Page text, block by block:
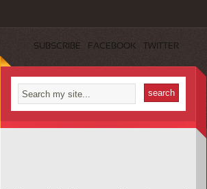
SUBSCRIBE FACEBOOK TWITTER